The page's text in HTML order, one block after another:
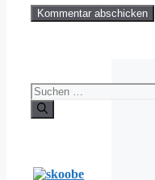
Suchen
nach: